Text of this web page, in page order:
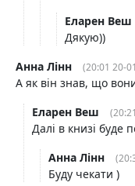
Еларен Веш
Дякую))
Анна Лінн
(20:01 20-
А як він знав, що
Еларен Веш
Далі в книзі буде
Анна Лінн
Буду чекати )